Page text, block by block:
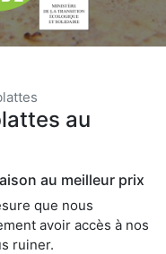
au
au meilleur prix
que nous
avoir accès à nos
ruiner.